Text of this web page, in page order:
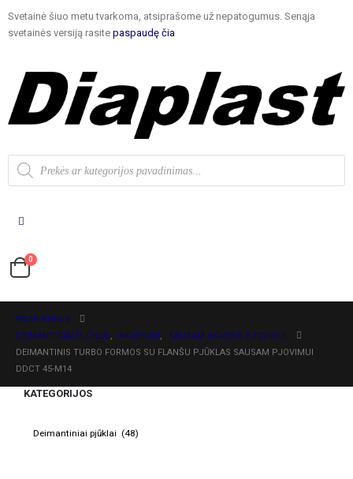
Svetainė šiuo metu tvarkoma, atsiprašome už nepatogumus. Senąja
svetainės versiją rasite paspaudę čia
0
PAGRINDINIS
DEIMANTINIAI PJŪKLAI , AKMENIUI ,
SAUSAM AKMENS PJOVIMUI
DEIMANTINIS TURBO FORMOS SU FLANŠU PJŪKLAS SAUSAM PJOVIMUI
DDCT 45-M14
KATEGORIJOS